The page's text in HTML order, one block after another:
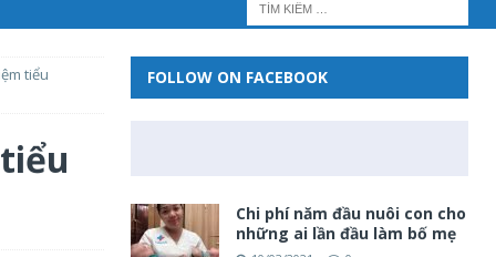
tiểu
FOLLOW ON FACEBOOK
Chi phí năm đầu nuôi con cho
những ai lần đầu làm bố mẹ